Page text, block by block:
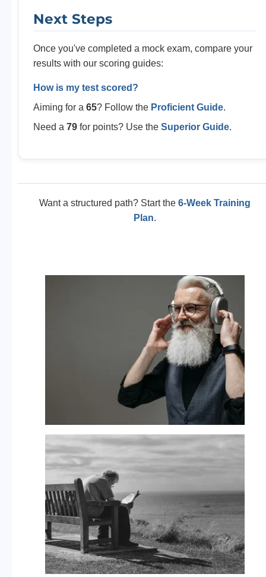
Next Steps
Once you've completed a mock exam, compare your
results with our scoring guides:
How is my test scored?
Aiming for a 65? Follow the Proficient Guide.
Need a 79 for points? Use the Superior Guide.
Want a structured path? Start the 6-Week Training
Plan.